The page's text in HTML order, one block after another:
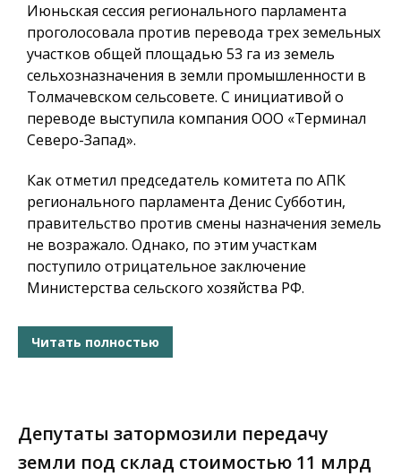
Июньская сессия регионального парламента
проголосовала против перевода трех земельных
участков общей площадью 53 га из земель
сельхозназначения в земли промышленности в
Толмачевском сельсовете. С инициативой о
переводе выступила компания ООО «Терминал
Северо-Запад».
Как отметил председатель комитета по АПК
регионального парламента Денис Субботин,
правительство против смены назначения земель
не возражало. Однако, по этим участкам
поступило отрицательное заключение
Министерства сельского хозяйства РФ.
Читать полностью
Депутаты затормозили передачу
земли под склад стоимостью 11 млрд